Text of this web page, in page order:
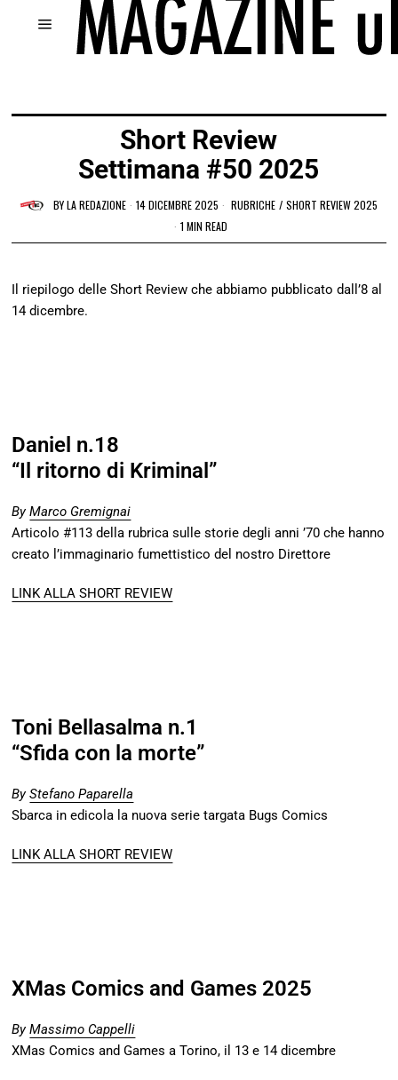
Short Review
Settimana #50 2025
BYLA REDAZIONE 14 DICEMBRE 2025 RUBRICHE / SHORT REVIEW 2025
1 MIN READ
Il riepilogo delle Short Review che abbiamo pubblicato dall’8 al
14 dicembre.
Daniel n.18
“Il ritorno di Kriminal”
ByMarco Gremignai
Articolo #113 della rubrica sulle storie degli anni ’70 che hanno
creato l’immaginario fumettistico del nostro Direttore
LINK ALLA SHORT REVIEW
Toni Bellasalma n.1
“Sfida con la morte”
ByStefano Paparella
Sbarca in edicola la nuova serie targata Bugs Comics
LINK ALLA SHORT REVIEW
XMas Comics and Games 2025
ByMassimo Cappelli
XMas Comics and Games a Torino, il 13 e 14 dicembre